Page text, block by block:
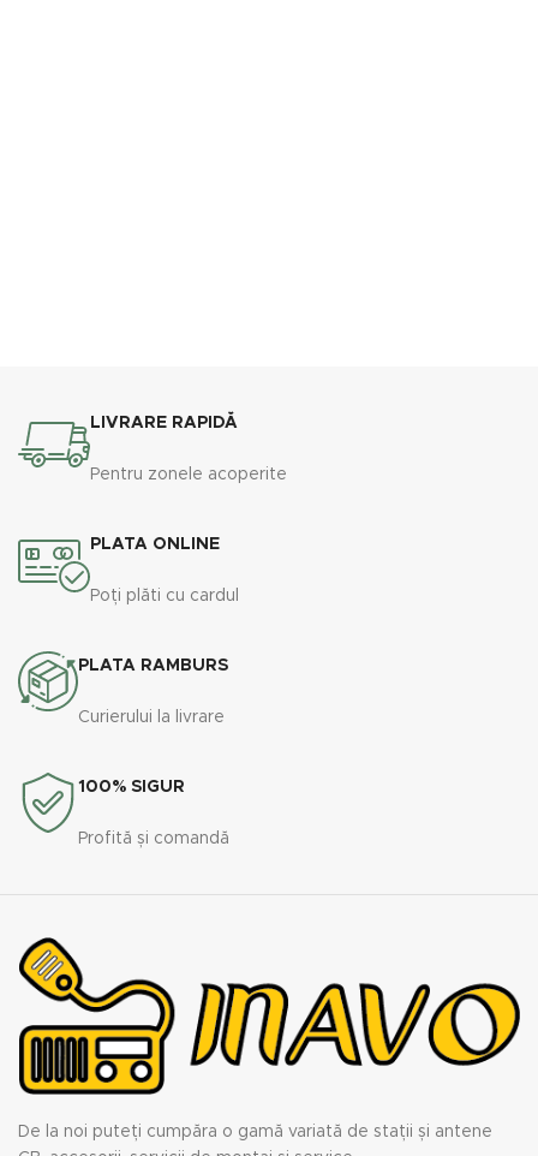
LIVRARE RAPIDĂ
Pentru zonele acoperite
PLATA ONLINE
Poți plăti cu cardul
PLATA RAMBURS
Curierului la livrare
100% SIGUR
Profită și comandă
De la noi puteți cumpăra o gamă variată de stații și antene